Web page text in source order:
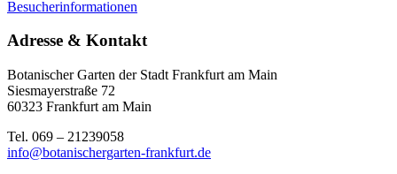
Besucherinformationen
Adresse & Kontakt
Botanischer Garten der Stadt Frankfurt am Main
Siesmayerstraße 72
60323 Frankfurt am Main
Tel. 069 – 21239058
info@botanischergarten-frankfurt.de